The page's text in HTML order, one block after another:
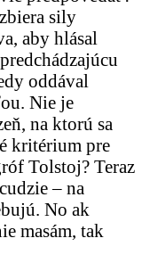
sily
aby hlásal
oddával
Nie je
na ktorú sa
kritérium pre
Tolstoj? Teraz
– na
No ak
masám, tak